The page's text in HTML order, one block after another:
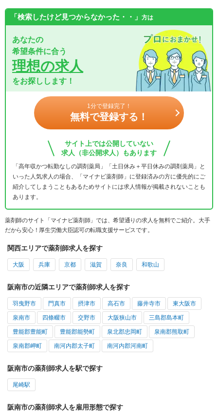
「検索したけど見つからなかった・・」 方は
あなたの
希望条件に合う
理想の求人
をお探しします！
1分で登録完了！
無料で登録する！
サイト上では公開していない
求人（非公開求人）もあります
「高年収かつ転勤なしの調剤薬局」「土日休み＋平日休みの調剤薬局」と
いった人気求人の場合、「マイナビ薬剤師」に登録済みの方に優先的にご
紹介してしまうこともあるためサイトには求人情報が掲載されないことも
あります。
薬剤師のサイト「マイナビ薬剤師」では、希望通りの求人を無料でご紹介。大手
だから安心！厚生労働大臣認可の転職支援サービスです。
関西エリアで薬剤師求人を探す
大阪 兵庫 京都 滋賀 奈良 和歌山
阪南市の近隣エリアで薬剤師求人を探す
羽曳野市 門真市 摂津市 高石市 藤井寺市 東大阪市
泉南市 四條畷市 交野市 大阪狭山市 三島郡島本町
豊能郡豊能町 豊能郡能勢町 泉北郡忠岡町 泉南郡熊取町
泉南郡岬町 南河内郡太子町 南河内郡河南町
阪南市の薬剤師求人を駅で探す
尾崎駅
阪南市の薬剤師求人を雇用形態で探す